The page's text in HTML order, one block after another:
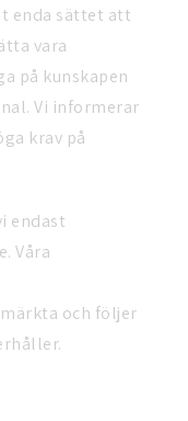
enda sättet att
vara
på kunskapen
Vi informerar
krav på
endast
Våra
och följer